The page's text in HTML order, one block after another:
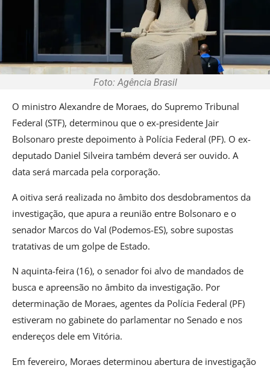
Foto: Agência Brasil
O ministro Alexandre de Moraes, do Supremo Tribunal
Federal (STF), determinou que o ex-presidente Jair
Bolsonaro preste depoimento à Polícia Federal (PF). O ex-
deputado Daniel Silveira também deverá ser ouvido. A
data será marcada pela corporação.
A oitiva será realizada no âmbito dos desdobramentos da
investigação, que apura a reunião entre Bolsonaro e o
senador Marcos do Val (Podemos-ES), sobre supostas
tratativas de um golpe de Estado.
N aquinta-feira (16), o senador foi alvo de mandados de
busca e apreensão no âmbito da investigação. Por
determinação de Moraes, agentes da Polícia Federal (PF)
estiveram no gabinete do parlamentar no Senado e nos
endereços dele em Vitória.
Em fevereiro, Moraes determinou abertura de investigação